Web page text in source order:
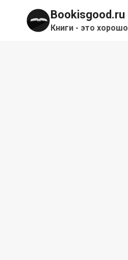
содержимому
Bookisgood.ru
Книги - это хорошо